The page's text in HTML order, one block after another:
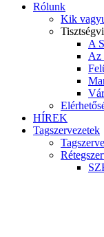
Rólunk
Kik
A
Az
HÍREK
Tagszervezetek